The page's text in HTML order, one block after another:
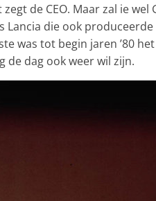
de CEO. Maar zal ie wel
die ook produceerde
was tot begin jaren ’80
de dag ook weer wil zijn.